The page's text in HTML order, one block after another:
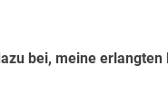
bei, meine